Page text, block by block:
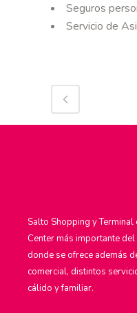
Seguros
Servicio de
Salto Shopping y Terminal
Center más importante
donde se ofrece además
comercial, distintos
cálido y familiar.